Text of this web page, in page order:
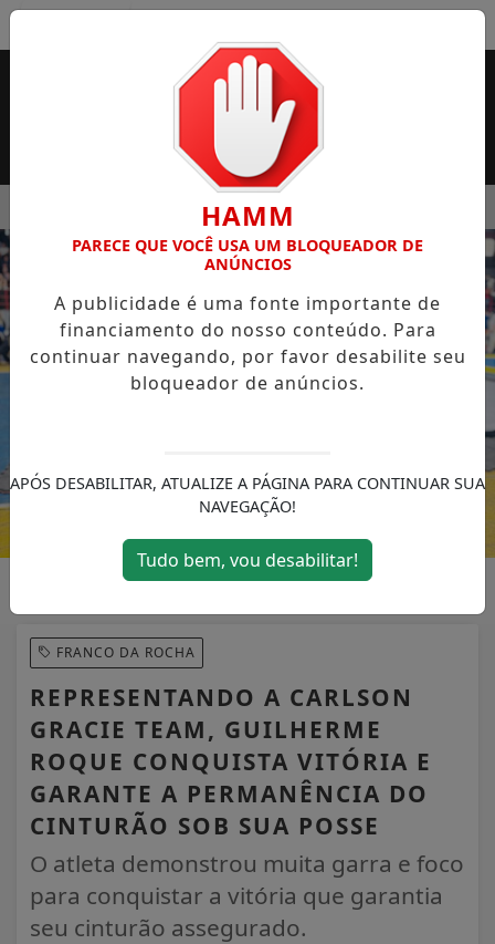
ROSSI SERÁ BREVEMENTE INAUGURADA EM
EM ALTA
FRANCO DA ROCHA
REPRESENTANDO A CARLSON
GRACIE TEAM, GUILHERME
ROQUE CONQUISTA VITÓRIA E
GARANTE A PERMANÊNCIA DO
CINTURÃO SOB SUA POSSE
O atleta demonstrou muita garra e foco
para conquistar a vitória que garantia
seu cinturão assegurado.
HAMM
PARECE QUE VOCÊ USA UM BLOQUEADOR DE
ANÚNCIOS
A publicidade é uma fonte importante de
financiamento do nosso conteúdo. Para
continuar navegando, por favor desabilite seu
bloqueador de anúncios.
APÓS DESABILITAR, ATUALIZE A PÁGINA PARA CONTINUAR SUA
NAVEGAÇÃO!
Tudo bem, vou desabilitar!